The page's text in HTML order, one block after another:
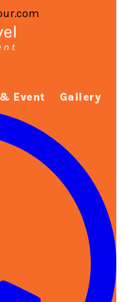
Event Gallery